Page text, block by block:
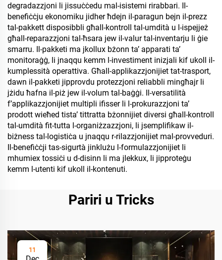
degradazzjoni li jissuċċedu mal-isistemi rirabbari. Il-
benefiċċju ekonomiku jidher ħdejn il-paragun bejn il-prezz
tal-pakkett disposibbli għall-kontroll tal-umdità u l-ispejjeż
għall-reparazzjoni tal-ħsara jew il-valur tal-inventarju li ġie
smarru. Il-pakketi ma jkollux bżonn ta’ apparati ta’
monitoraġġ, li jnaqqu kemm l-investiment inizjali kif ukoll il-
kumplessità operattiva. Għall-applikazzjonijiet tat-trasport,
dawn il-pakketi jipprovdu protezzjoni reliabbli mingħajr li
jżidu ħafna il-piż jew il-volum tal-baġġi. Il-versatilità
f’applikazzjonijiet multipli ifisser li l-prokurazzjoni ta’
prodott wieħed tista’ tittratta bżonnijiet diversi għall-kontroll
tal-umdità fit-tutta l-organiżzazzjoni, li jsemplifikaw il-
biżness tal-logistiċa u jnaqqu r-rilazzjonijiet mal-provveduri.
Il-benefiċċji tas-sigurtà jinklużu l-formulazzjonijiet li
mhumiex tossiċi u d-disinn li ma jlekkux, li jipproteġu
kemm l-utenti kif ukoll il-kontenuti.
Pariri u Tricks
11